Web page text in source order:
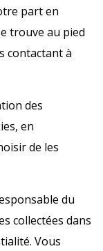
part en
trouve au pied
contactant à
des
en
de les
du
collectées dans
Vous